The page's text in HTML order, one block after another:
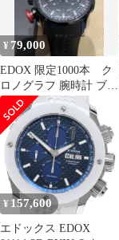
¥ 79,000
EDOX 限定1000本 ク
ロノグラフ 腕時計 ブラ
ック WRC 限定ケース
付き
¥ 157,600
エドックス EDOX